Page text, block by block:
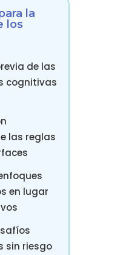
la
los
de las
cognitivas
las reglas
en lugar
sin riesgo